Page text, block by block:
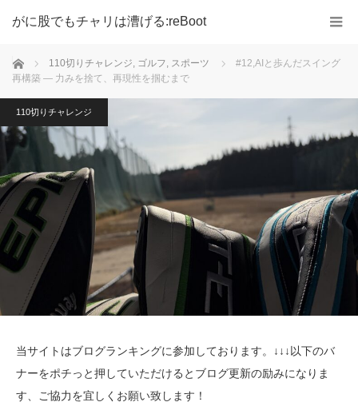
がに股でもチャリは漕げる:reBoot
ホーム 110切りチャレンジ, ゴルフ, スポーツ
#12,AIと歩んだスイング
再構築 — 力みを捨て、再現性を掴むまで
当サイトはブログランキングに参加しております。↓↓↓以下のバ
ナーをポチっと押していただけるとブログ更新の励みになりま
す、ご協力を宜しくお願い致します！
110切りチャレンジ